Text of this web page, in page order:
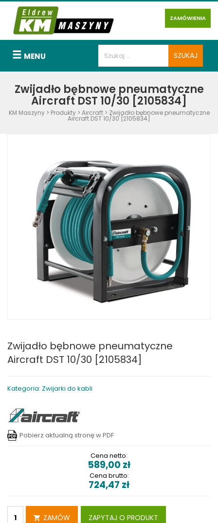
ZAMÓWIENIA
MENU
Zwijadło bębnowe pneumatyczne
Aircraft DST 10/30 [2105834]
KM Maszyny> Produkty> Aircraft> Zwijadło bębnowe pneumatyczne
Aircraft DST 10/30 [2105834]
Zwijadło bębnowe pneumatyczne
Aircraft DST 10/30 [2105834]
Kategoria: Zwijarki do kabli
Pobierz aktualną stronę w PDF
Cena netto:
589,00 zł
Cena brutto:
724,47 zł
ZAMÓW ZAPYTAJ O PRODUKT